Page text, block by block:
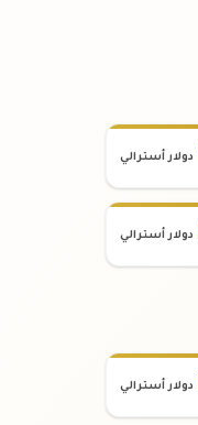
دولار أسترالي
دولار أسترالي
دولار أسترالي